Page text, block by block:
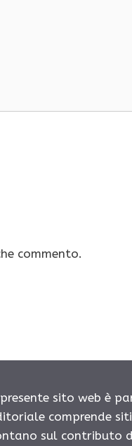
commento.
sito web è
comprende
sul contributo